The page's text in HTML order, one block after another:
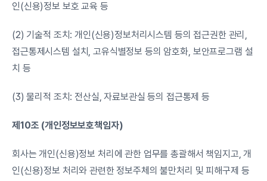
인(신용)정보 보호 교육 등
(2) 기술적 조치: 개인(신용)정보처리시스템 등의 접근권한 관리,
접근통제시스템 설치, 고유식별정보 등의 암호화, 보안프로그램 설
치 등
(3) 물리적 조치: 전산실, 자료보관실 등의 접근통제 등
제10조 (개인정보보호책임자)
회사는 개인(신용)정보 처리에 관한 업무를 총괄해서 책임지고, 개
인(신용)정보 처리와 관련한 정보주체의 불만처리 및 피해구제 등